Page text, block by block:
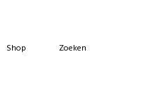
Shop Zoeken